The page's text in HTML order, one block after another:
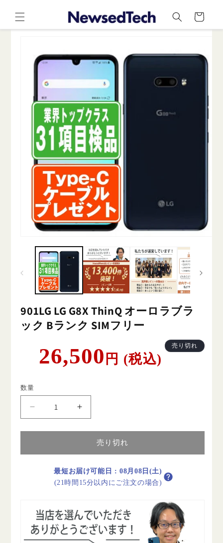
ンツに
進む
ー
ト
キップ
901LG LG G8X ThinQ オーロラブラ
ック Bランク SIMフリー
常
26,500 円 (税込)
売り切れ
数量
901LG
LG
G8X
オ
ラ
ッ
ク
901LG
LG
G8X
ThinQ
オ
ー
ロ
ラ
ッ
ク
売り切れ
最短お届け可能日 :08月08日(土)
(21時間15分以内にご注文の場合)